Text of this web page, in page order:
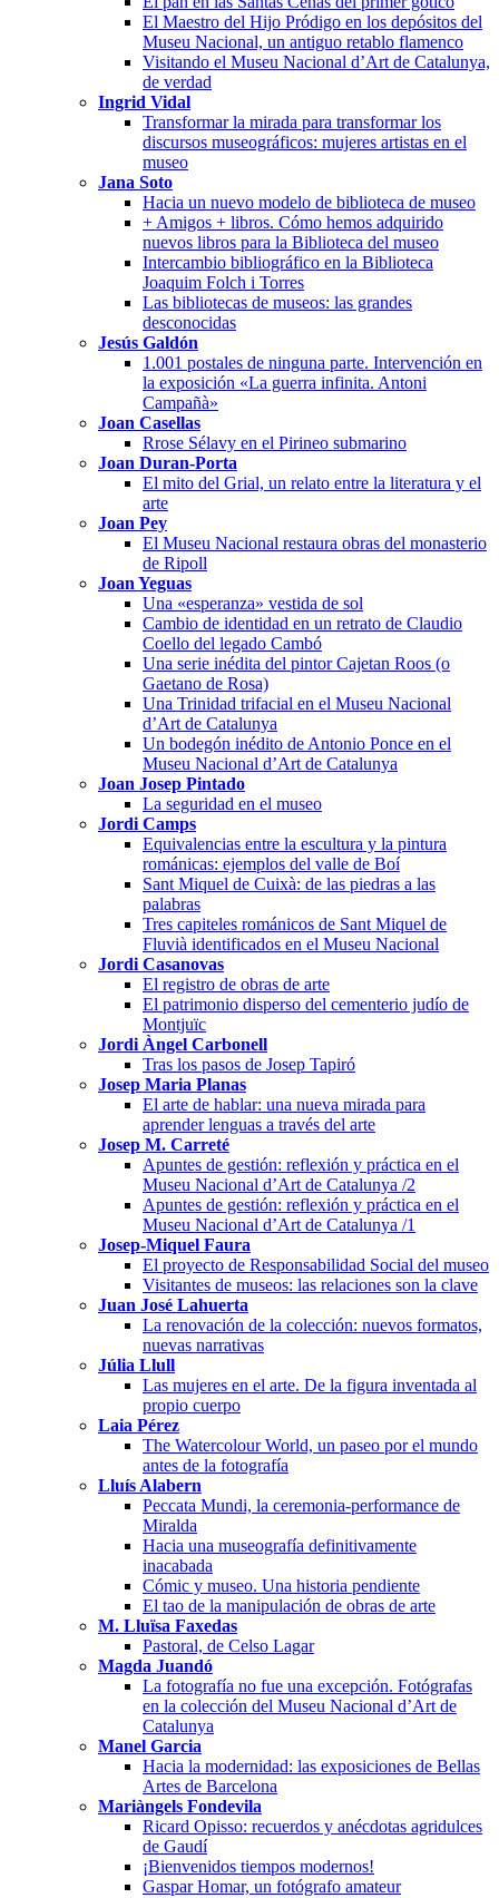
El Maestro del Hijo Pródigo en los depósitos del
Museu Nacional, un antiguo retablo flamenco
Visitando el Museu Nacional d’Art de Catalunya,
de verdad
Ingrid Vidal
Transformar la mirada para transformar los
discursos museográficos: mujeres artistas en el
museo
Jana Soto
Hacia un nuevo modelo de biblioteca de museo
+ Amigos + libros. Cómo hemos adquirido
nuevos libros para la Biblioteca del museo
Intercambio bibliográfico en la Biblioteca
Joaquim Folch i Torres
Las bibliotecas de museos: las grandes
desconocidas
Jesús Galdón
1.001 postales de ninguna parte. Intervención en
la exposición «La guerra infinita. Antoni
Campañà»
Joan Casellas
Rrose Sélavy en el Pirineo submarino
Joan Duran-Porta
El mito del Grial, un relato entre la literatura y el
arte
Joan Pey
El Museu Nacional restaura obras del monasterio
de Ripoll
Joan Yeguas
Una «esperanza» vestida de sol
Cambio de identidad en un retrato de Claudio
Coello del legado Cambó
Una serie inédita del pintor Cajetan Roos (o
Gaetano de Rosa)
Una Trinidad trifacial en el Museu Nacional
d’Art de Catalunya
Un bodegón inédito de Antonio Ponce en el
Museu Nacional d’Art de Catalunya
Joan Josep Pintado
La seguridad en el museo
Jordi Camps
Equivalencias entre la escultura y la pintura
románicas: ejemplos del valle de Boí
Sant Miquel de Cuixà: de las piedras a las
palabras
Tres capiteles románicos de Sant Miquel de
Fluvià identificados en el Museu Nacional
Jordi Casanovas
El registro de obras de arte
El patrimonio disperso del cementerio judío de
Montjuïc
Jordi Àngel Carbonell
Tras los pasos de Josep Tapiró
Josep Maria Planas
El arte de hablar: una nueva mirada para
aprender lenguas a través del arte
Josep M. Carreté
Apuntes de gestión: reflexión y práctica en el
Museu Nacional d’Art de Catalunya /2
Apuntes de gestión: reflexión y práctica en el
Museu Nacional d’Art de Catalunya /1
Josep-Miquel Faura
El proyecto de Responsabilidad Social del museo
Visitantes de museos: las relaciones son la clave
Juan José Lahuerta
La renovación de la colección: nuevos formatos,
nuevas narrativas
Júlia Llull
Las mujeres en el arte. De la figura inventada al
propio cuerpo
Laia Pérez
The Watercolour World, un paseo por el mundo
antes de la fotografía
Lluís Alabern
Peccata Mundi, la ceremonia-performance de
Miralda
Hacia una museografía definitivamente
inacabada
Cómic y museo. Una historia pendiente
El tao de la manipulación de obras de arte
M. Lluïsa Faxedas
Pastoral, de Celso Lagar
Magda Juandó
La fotografía no fue una excepción. Fotógrafas
en la colección del Museu Nacional d’Art de
Catalunya
Manel Garcia
Hacia la modernidad: las exposiciones de Bellas
Artes de Barcelona
Mariàngels Fondevila
Ricard Opisso: recuerdos y anécdotas agridulces
de Gaudí
¡Bienvenidos tiempos modernos!
Gaspar Homar, un fotógrafo amateur